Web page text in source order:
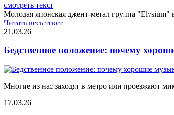
смотреть текст
Молодая японская джент-метал группа "Elysium"
Читать весь текст
21.03.26
Бедственное положение: почему
Многие из нас заходят в метро или проезжают
17.03.26